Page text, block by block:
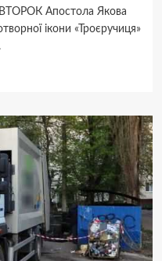
Апостола Якова
ікони «Троєручиця»